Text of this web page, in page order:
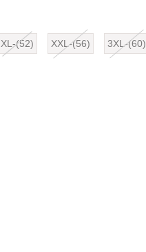
XL-(52) XXL-(56) 3XL-(60)